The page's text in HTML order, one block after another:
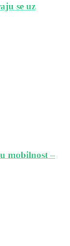
se uz
mobilnost –